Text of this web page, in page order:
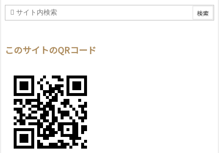
このサイトのQRコード